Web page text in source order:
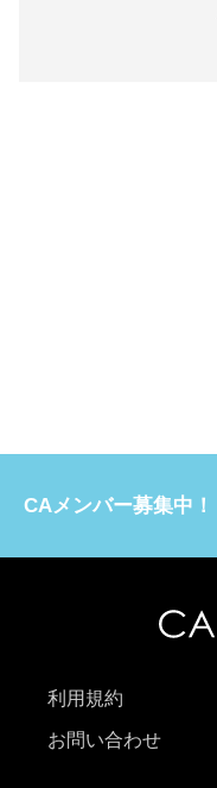
CAメンバー募集中！
利用規約
お問い合わせ